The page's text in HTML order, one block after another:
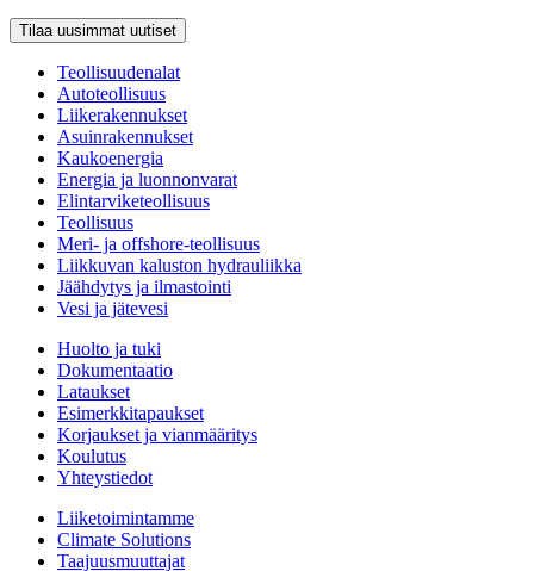
Tilaa uusimmat uutiset
Teollisuudenalat
Autoteollisuus
Liikerakennukset
Asuinrakennukset
Kaukoenergia
Energia ja luonnonvarat
Elintarviketeollisuus
Teollisuus
Meri- ja offshore-teollisuus
Liikkuvan kaluston hydrauliikka
Jäähdytys ja ilmastointi
Vesi ja jätevesi
Huolto ja tuki
Dokumentaatio
Lataukset
Esimerkkitapaukset
Korjaukset ja vianmääritys
Koulutus
Yhteystiedot
Liiketoimintamme
Climate Solutions
Taajuusmuuttajat